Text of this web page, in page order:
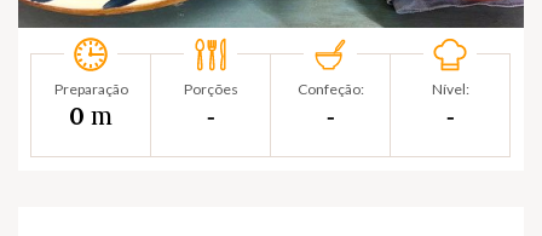
Preparação
0 m
Porções
‐
Confeção:
‐
Nível:
‐